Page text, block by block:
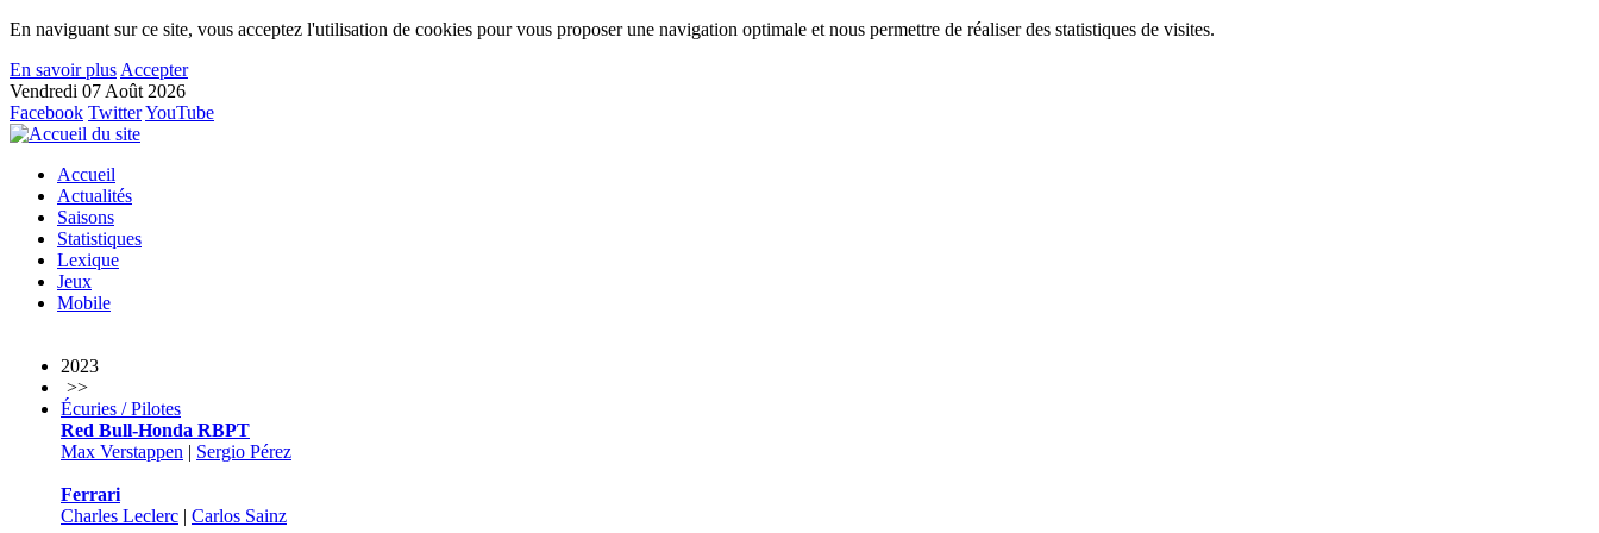
En naviguant sur ce site, vous acceptez l'utilisation de cookies pour vous proposer une navigation optimale et nous permettre de réaliser des statistiques de visites.
En savoir plus Accepter
Vendredi 07 Août 2026
Facebook TwitterYouTube
Accueil
Actualités
Saisons
Statistiques
Lexique
Jeux
Mobile
2023
>>
Écuries / Pilotes
Red Bull-Honda RBPT
Max Verstappen | Sergio Pérez
Ferrari
Charles Leclerc | Carlos Sainz